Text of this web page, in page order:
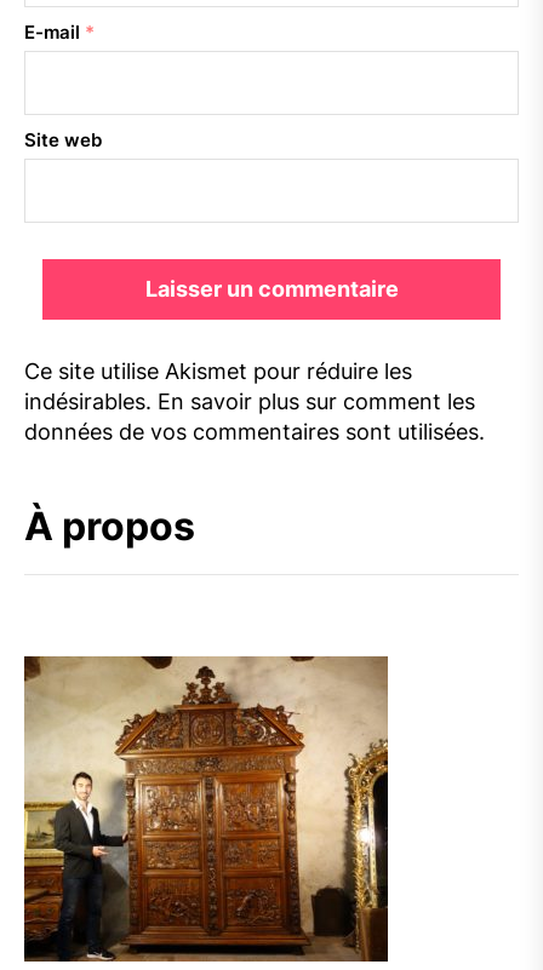
E-mail *
Site web
Ce site utilise Akismet pour réduire les
indésirables. En savoir plus sur comment les
données de vos commentaires sont utilisées.
À propos